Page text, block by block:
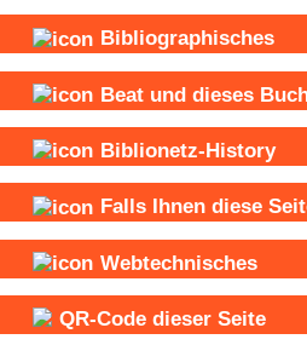
Bibliographisches
Beat und dieses
Biblionetz-History
Falls Ihnen diese
Webtechnisches
QR-Code dieser Seite